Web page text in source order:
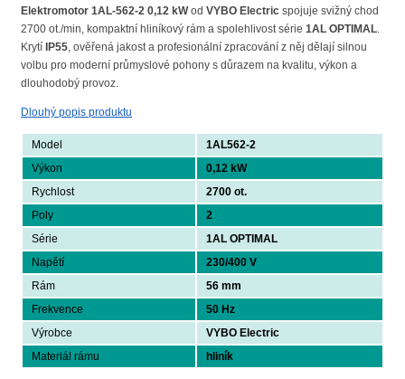
2700
ot./min,
400
V,
1AL-
2
množství
Elektromotor 1AL-562-2 0,12 kWod VYBO Electric spojuje svižný chod
2700 ot./min, kompaktní hliníkový rám a spolehlivost série 1AL OPTIMAL.
Krytí IP55, ověřená jakost a profesionální zpracování z něj dělají silnou
volbu pro moderní průmyslové pohony s důrazem na kvalitu, výkon a
dlouhodobý provoz.
Dlouhý popis produktu
Model
1AL562-2
Výkon
0,12 kW
Rychlost
2700 ot.
Poly
2
Série
1AL OPTIMAL
Napětí
230/400 V
Rám
56 mm
Frekvence
50 Hz
Výrobce
VYBO Electric
Materiál rámu
hliník